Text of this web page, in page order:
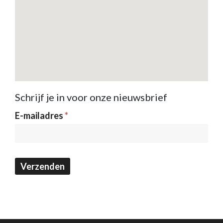
Schrijf je in voor onze nieuwsbrief
Nieuwsbrief
E-mailadres*
Verzenden